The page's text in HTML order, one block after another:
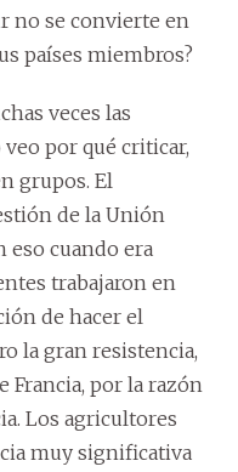
no se convierte en
países miembros?
veces las
por qué criticar,
grupos. El
de la Unión
eso cuando era
trabajaron en
de hacer el
la gran resistencia,
Francia, por la razón
Los agricultores
muy significativa